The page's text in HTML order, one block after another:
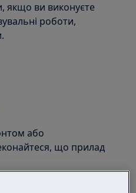
якщо ви виконуєте
роботи,
або
що прилад